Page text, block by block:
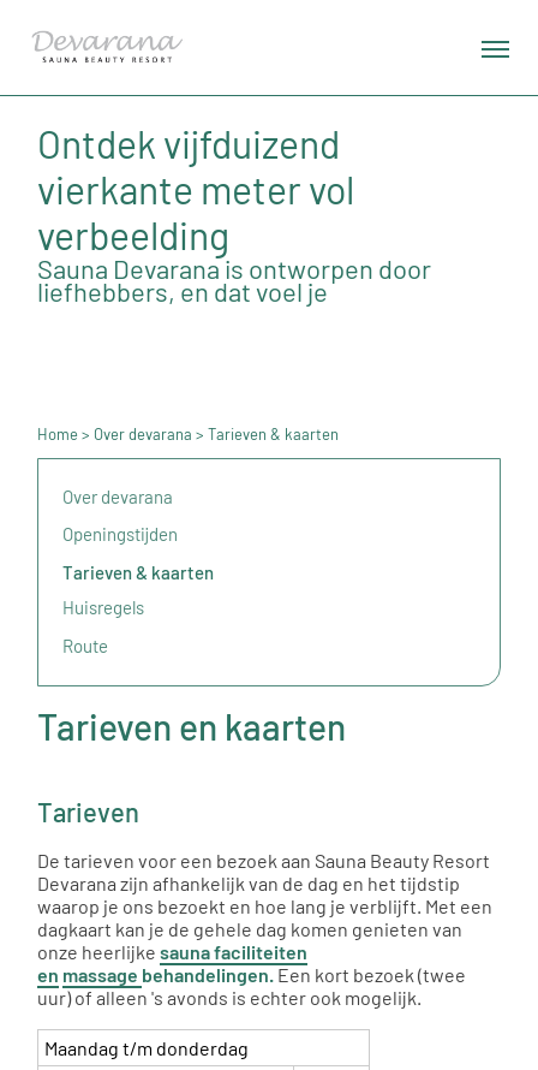
Ontdek vijfduizend
vierkante meter vol
verbeelding
Sauna Devarana is ontworpen door
liefhebbers, en dat voel je
Home> Over devarana > Tarieven & kaarten
Over devarana
Openingstijden
Tarieven & kaarten
Huisregels
Route
Tarieven en kaarten
Tarieven
De tarieven voor een bezoek aan Sauna Beauty Resort
Devarana zijn afhankelijk van de dag en het tijdstip
waarop je ons bezoekt en hoe lang je verblijft. Met een
dagkaart kan je de gehele dag komen genieten van
onze heerlijke sauna faciliteiten
en massage behandelingen. Een kort bezoek (twee
uur) of alleen 's avonds is echter ook mogelijk.
Maandag t/m donderdag